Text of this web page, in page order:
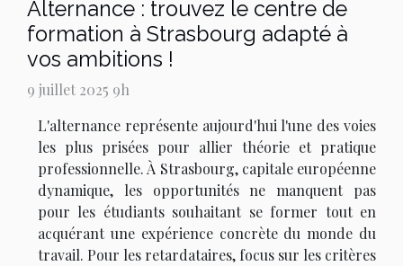
Alternance : trouvez le centre de
formation à Strasbourg adapté à
vos ambitions !
9 juillet 2025 9h
L'alternance représente aujourd'hui l'une des voies
les plus prisées pour allier théorie et pratique
professionnelle. À Strasbourg, capitale européenne
dynamique, les opportunités ne manquent pas
pour les étudiants souhaitant se former tout en
acquérant une expérience concrète du monde du
travail. Pour les retardataires, focus sur les critères